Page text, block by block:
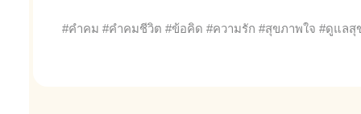
#คำคม #คำคมชีวิต #ข้อคิด #ความรัก #สุขภาพใจ #ดูแลสุ